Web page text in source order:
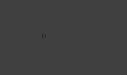
DOMAINE COMTE